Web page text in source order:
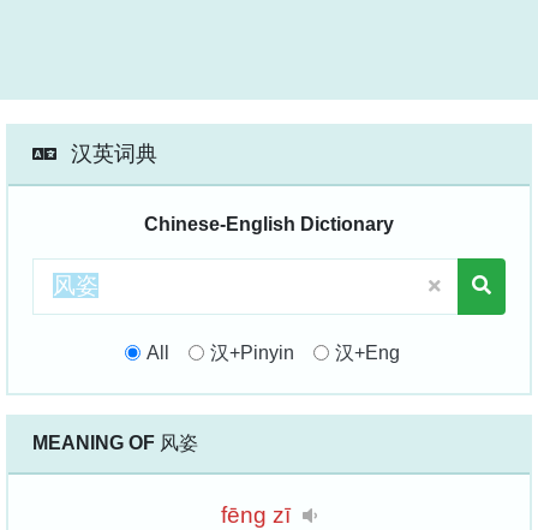
汉英词典
Chinese-English Dictionary
All 汉+Pinyin 汉+Eng
MEANING OF 风姿
fēng zī